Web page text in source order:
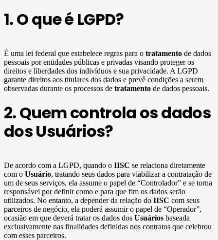
1. O que é LGPD?
É uma lei federal que estabelece regras para o tratamento de dados
pessoais por entidades públicas e privadas visando proteger os
direitos e liberdades dos indivíduos e sua privacidade. A LGPD
garante direitos aos titulares dos dados e prevê condições a serem
observadas durante os processos de tratamento de dados pessoais.
2. Quem controla os dados
dos Usuários?
De acordo com a LGPD, quando o IISC se relaciona diretamente
com o Usuário, tratando seus dados para viabilizar a contratação de
um de seus serviços, ela assume o papel de “Controlador” e se torna
responsável por definir como e para que fim os dados serão
utilizados. No entanto, a depender da relação do IISC com seus
parceiros de negócio, ela poderá assumir o papel de “Operador”,
ocasião em que deverá tratar os dados dos Usuários baseada
exclusivamente nas finalidades definidas nos contratos que celebrou
com esses parceiros.